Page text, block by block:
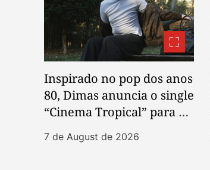
i
o
n
Inspirado no pop dos anos
80, Dimas anuncia o single
“Cinema Tropical” para o
7 de August de 2026